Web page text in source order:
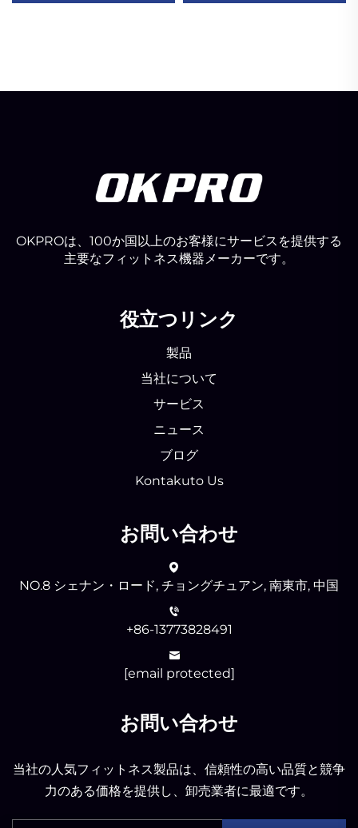
OKPROは、100か国以上のお客様にサービスを提供する
主要なフィットネス機器メーカーです。
役立つリンク
製品
当社について
サービス
ニュース
ブログ
Kontakuto Us
お問い合わせ
NO.8 シェナン・ロード, チョングチュアン, 南東市, 中国
+86-13773828491
[email protected]
お問い合わせ
当社の人気フィットネス製品は、信頼性の高い品質と競争
力のある価格を提供し、卸売業者に最適です。